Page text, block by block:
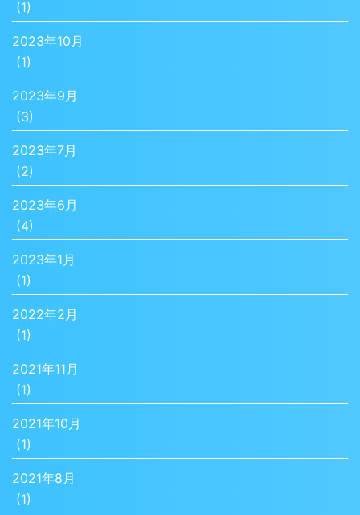
(1)
2023年10月
(1)
2023年9月
(3)
2023年7月
(2)
2023年6月
(4)
2023年1月
(1)
2022年2月
(1)
2021年11月
(1)
2021年10月
(1)
2021年8月
(1)